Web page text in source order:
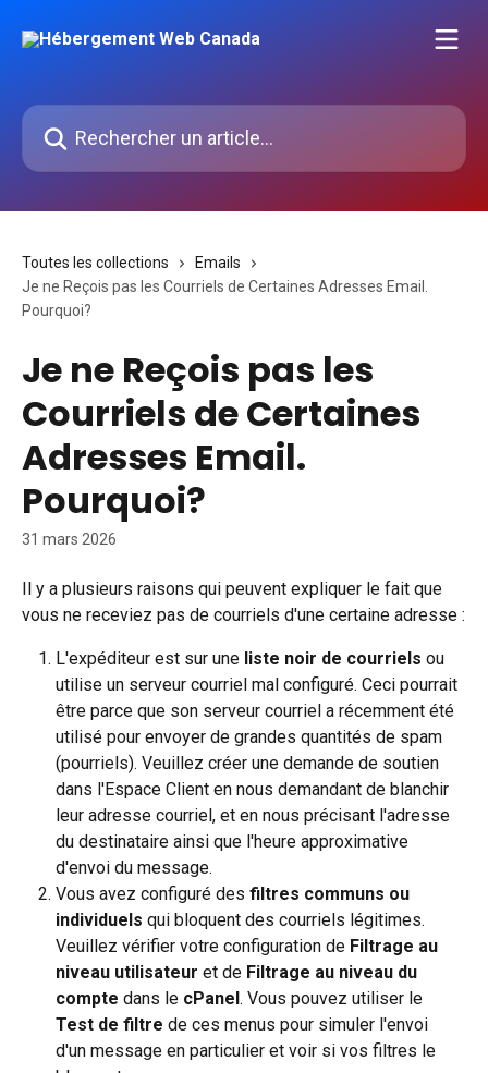
Rechercher un article...
Toutes les collections
Emails
Je ne Reçois pas les Courriels de Certaines Adresses Email.
Pourquoi?
Je ne Reçois pas les
Courriels de Certaines
Adresses Email.
Pourquoi?
31 mars 2026
Il y a plusieurs raisons qui peuvent expliquer le fait que
vous ne receviez pas de courriels d'une certaine adresse :
L'expéditeur est sur une liste noir de courriels ou
utilise un serveur courriel mal configuré. Ceci pourrait
être parce que son serveur courriel a récemment été
utilisé pour envoyer de grandes quantités de spam
(pourriels). Veuillez créer une demande de soutien
dans l'Espace Client en nous demandant de blanchir
leur adresse courriel, et en nous précisant l'adresse
du destinataire ainsi que l'heure approximative
d'envoi du message.
Vous avez configuré des filtres communs ou
individuels qui bloquent des courriels légitimes.
Veuillez vérifier votre configuration de Filtrage au
niveau utilisateur et de Filtrage au niveau du
compte dans le cPanel. Vous pouvez utiliser le
Test de filtre de ces menus pour simuler l'envoi
d'un message en particulier et voir si vos filtres le